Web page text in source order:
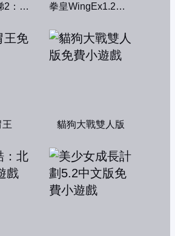
小朋友下樓梯2：中文版 拳皇WingEx1.2雙人版
王 貓狗大戰雙人版